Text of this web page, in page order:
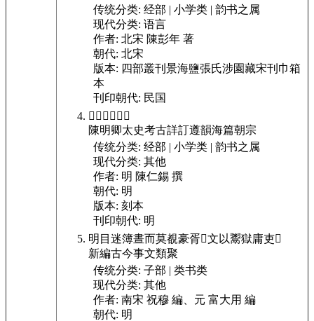
传统分类: 经部 | 小学类 | 韵书之属
现代分类: 语言
作者: 北宋 陳彭年 著
朝代: 北宋
版本: 四部叢刊景海鹽張氏涉園藏宋刊巾箱
本
刊印朝代: 民国
𤷚 疾 瘃 𤷬 痏 孝
陳明卿太史考古詳訂遵韻海篇朝宗
传统分类: 经部 | 小学类 | 韵书之属
现代分类: 其他
作者: 明 陳仁錫 撰
朝代: 明
版本: 刻本
刊印朝代: 明
明目迷簿晝而莫覩豪胥𠋣文以鬻獄庸吏𤷚
新編古今事文類聚
传统分类: 子部 | 类书类
现代分类: 其他
作者: 南宋 祝穆 編、元 富大用 編
朝代: 明